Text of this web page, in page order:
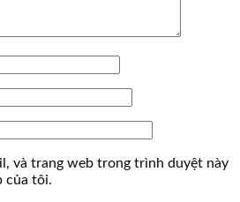
và trang web trong trình duyệt này
của tôi.